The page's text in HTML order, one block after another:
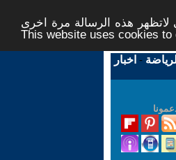
هذه الرسالة مرة اخرى -
This website uses cookies
- اخبار